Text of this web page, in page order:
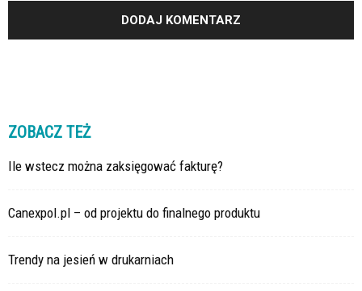
ZOBACZ TEŻ
Ile wstecz można zaksięgować fakturę?
Canexpol.pl – od projektu do finalnego produktu
Trendy na jesień w drukarniach